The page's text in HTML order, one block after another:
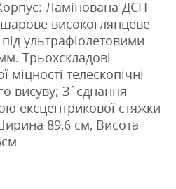
Ламінована ДСП
високоглянцеве
ультрафіолетовими
Трьохскладові
телескопічні
висуву; З`єднання
ексцентрикової стяжки
89,6 см, Висота